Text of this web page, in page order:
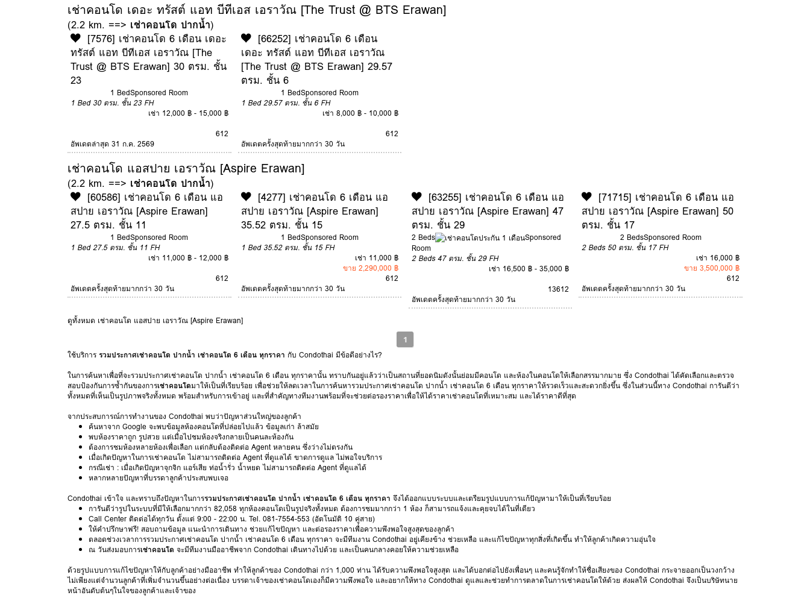
เช่าคอนโด เดอะ ทรัสต์ แอท บีทีเอส เอราวัณ [The Trust @ BTS Erawan]
(2.2 km. ==> เช่าคอนโด ปากน้ำ)
[7576] เช่าคอนโด 6 เดือน เดอะ
ทรัสต์ แอท บีทีเอส เอราวัณ [The
Trust @ BTS Erawan] 30 ตรม. ชั้น
23
1 BedSponsored Room
1 Bed 30 ตรม. ชั้น 23 FH
เช่า 12,000 ฿ - 15,000 ฿
612
อัพเดตล่าสุด 31 ก.ค. 2569
[66252] เช่าคอนโด 6 เดือน
เดอะ ทรัสต์ แอท บีทีเอส เอราวัณ
[The Trust @ BTS Erawan] 29.57
ตรม. ชั้น 6
1 BedSponsored Room
1 Bed 29.57 ตรม. ชั้น 6 FH
เช่า 8,000 ฿ - 10,000 ฿
612
อัพเดตครั้งสุดท้ายมากกว่า 30 วัน
เช่าคอนโด แอสปาย เอราวัณ [Aspire Erawan]
(2.2 km. ==> เช่าคอนโด ปากน้ำ)
[60586] เช่าคอนโด 6 เดือน แอ
สปาย เอราวัณ [Aspire Erawan]
27.5 ตรม. ชั้น 11
1 BedSponsored Room
1 Bed 27.5 ตรม. ชั้น 11 FH
เช่า 11,000 ฿ - 12,000 ฿
612
อัพเดตครั้งสุดท้ายมากกว่า 30 วัน
[4277] เช่าคอนโด 6 เดือน แอ
สปาย เอราวัณ [Aspire Erawan]
35.52 ตรม. ชั้น 15
1 BedSponsored Room
1 Bed 35.52 ตรม. ชั้น 15 FH
เช่า 11,000 ฿
ขาย 2,290,000 ฿
612
อัพเดตครั้งสุดท้ายมากกว่า 30 วัน
[63255] เช่าคอนโด 6 เดือน แอ
สปาย เอราวัณ [Aspire Erawan] 47
ตรม. ชั้น 29
2 Beds
Sponsored
Room
2 Beds 47 ตรม. ชั้น 29 FH
เช่า 16,500 ฿ - 35,000 ฿
13612
อัพเดตครั้งสุดท้ายมากกว่า 30 วัน
[71715] เช่าคอนโด 6 เดือน แอ
สปาย เอราวัณ [Aspire Erawan] 50
ตรม. ชั้น 17
2 BedsSponsored Room
2 Beds 50 ตรม. ชั้น 17 FH
เช่า 16,000 ฿
ขาย 3,500,000 ฿
612
อัพเดตครั้งสุดท้ายมากกว่า 30 วัน
ดูทั้งหมด เช่าคอนโด แอสปาย เอราวัณ [Aspire Erawan]
1
ใช้บริการ รวมประกาศเช่าคอนโด ปากน้ำ เช่าคอนโด 6 เดือน ทุกราคา กับ Condothai มีข้อดีอย่างไร?
ในการค้นหาเพื่อที่จะรวมประกาศเช่าคอนโด ปากน้ำ เช่าคอนโด 6 เดือน ทุกราคานั้น ทราบกันอยู่แล้วว่าเป็นสถานที่ยอดนิมดังนั้นย่อมมีคอนโด และห้องในคอนโดให้เลือกสรรมากมาย ซึ่ง Condothai ได้คัดเลือกและตรวจ
สอบป้องกันการซ้ำกันของการเช่าคอนโดมาให้เป็นที่เรียบร้อย เพื่อช่วยให้ลดเวลาในการค้นหารวมประกาศเช่าคอนโด ปากน้ำ เช่าคอนโด 6 เดือน ทุกราคาให้รวดเร็วและสะดวกยิ่งขึ้น ซึ่งในส่วนนี้ทาง Condothai การันตีว่า
ทั้งหมดที่เห็นเป็นรูปภาพจริงทั้งหมด พร้อมสำหรับการเข้าอยู่ และที่สำคัญทางทีมงานพร้อมที่จะช่วยต่อรองราคาเพื่อให้ได้ราคาเช่าคอนโดที่เหมาะสม และได้ราคาดีที่สุด
จากประสบการณ์การทำงานของ Condothai พบว่าปัญหาส่วนใหญ่ของลูกค้า
ค้นหาจาก Google จะพบข้อมูลห้องคอนโดที่ปล่อยไปแล้ว ข้อมูลเก่า ล้าสมัย
พบห้องราคาถูก รูปสวย แต่เมื่อไปชมห้องจริงกลายเป็นคนละห้องกัน
ต้องการชมห้องหลายห้องเพื่อเลือก แต่กลับต้องติดต่อ Agent หลายคน ซึ่งว่างไม่ตรงกัน
เมื่อเกิดปัญหาในการเช่าคอนโด ไม่สามารถติดต่อ Agent ที่ดูแลได้ ขาดการดูแล ไม่พอใจบริการ
กรณีเช่า : เมื่อเกิดปัญหาจุกจิก แอร์เสีย ท่อน้ำรั่ว น้ำหยด ไม่สามารถติดต่อ Agent ที่ดูแลได้
หลากหลายปัญหาที่บรรดาลูกค้าประสบพบเจอ
Condothai เข้าใจ และทราบถึงปัญหาในการรวมประกาศเช่าคอนโด ปากน้ำ เช่าคอนโด 6 เดือน ทุกราคา จึงได้ออกแบบระบบและเตรียมรูปแบบการแก้ปัญหามาให้เป็นที่เรียบร้อย
การันตีว่ารูปในระบบที่มีให้เลือกมากกว่า 82,058 ทุกห้องคอนโดเป็นรูปจริงทั้งหมด ต้องการชมมากกว่า 1 ห้อง ก็สามารถแจ้งและคุยจบได้ในที่เดียว
Call Center ติดต่อได้ทุกวัน ตั้งแต่ 9:00 - 22:00 น. Tel. 081-7554-553 (อัตโนมัติ 10 คู่สาย)
ให้คำปรึกษาฟรี! สอบถามข้อมูล แนะนำการเดินทาง ช่วยแก้ไขปัญหา และต่อรองราคาเพื่อความพึงพอใจสูงสุดของลูกค้า
ตลอดช่วงเวลาการรวมประกาศเช่าคอนโด ปากน้ำ เช่าคอนโด 6 เดือน ทุกราคา จะมีทีมงาน Condothai อยู่เคียงข้าง ช่วยเหลือ และแก้ไขปัญหาทุกสิ่งที่เกิดขึ้น ทำให้ลูกค้าเกิดความอุ่นใจ
ณ วันส่งมอบการเช่าคอนโด จะมีทีมงานมืออาชีพจาก Condothai เดินทางไปด้วย และเป็นคนกลางคอยให้ความช่วยเหลือ
ด้วยรูปแบบการแก้ไขปัญหาให้กับลูกค้าอย่างมืออาชีพ ทำให้ลูกค้าของ Condothai กว่า 1,000 ท่าน ได้รับความพึงพอใจสูงสุด และได้บอกต่อไปยังเพื่อนๆ และคนรู้จักทำให้ชื่อเสียงของ Condothai กระจายออกเป็นวงกว้าง
ไม่เพียงแต่จำนวนลูกค้าที่เพิ่มจำนวนขึ้นอย่างต่อเนื่อง บรรดาเจ้าของเช่าคอนโดเองก็มีความพึงพอใจ และอยากให้ทาง Condothai ดูแลและช่วยทำการตลาดในการเช่าคอนโดให้ด้วย ส่งผลให้ Condothai จึงเป็นบริษัทนาย
หน้าอันดับต้นๆในใจของลูกค้าและเจ้าของ